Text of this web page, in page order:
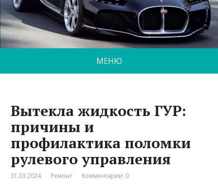
МЕНЮ
Вытекла жидкость ГУР:
причины и
профилактика поломки
рулевого управления
31.03.2024 Ремонт Комментарии: 0